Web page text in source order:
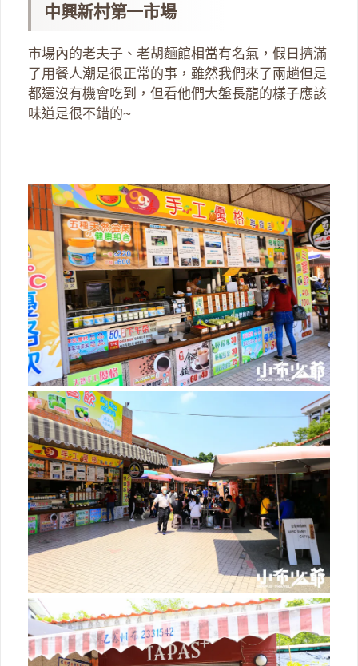
中興新村第一市場
市場內的老夫子、老胡麵館相當有名氣，假日擠滿
了用餐人潮是很正常的事，雖然我們來了兩趟但是
都還沒有機會吃到，但看他們大盤長龍的樣子應該
味道是很不錯的~